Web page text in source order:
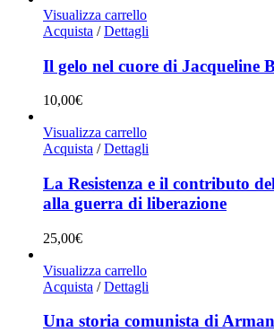
Visualizza carrello
Acquista / Dettagli
Il gelo nel cuore di Jacqueline
10,00€
Visualizza carrello
Acquista / Dettagli
La Resistenza e il contributo
alla guerra di liberazione
25,00€
Visualizza carrello
Acquista / Dettagli
Una storia comunista di